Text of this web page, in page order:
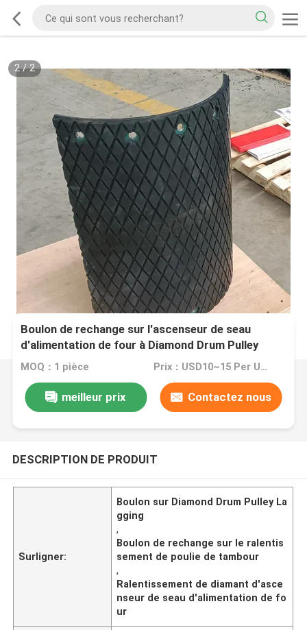
2/2
Boulon de rechange sur l'ascenseur de seau
d'alimentation de four à Diamond Drum Pulley
Lagging For
MOQ：1 pièce Prix：USD10~15 Per Unit
meilleur prix Contactez nous
DESCRIPTION DE PRODUIT
Surligner:
Boulon sur Diamond Drum Pulley La
gging
,
Boulon de rechange sur le ralentis
sement de poulie de tambour
,
Ralentissement de diamant d'asce
nseur de seau d'alimentation de fo
ur